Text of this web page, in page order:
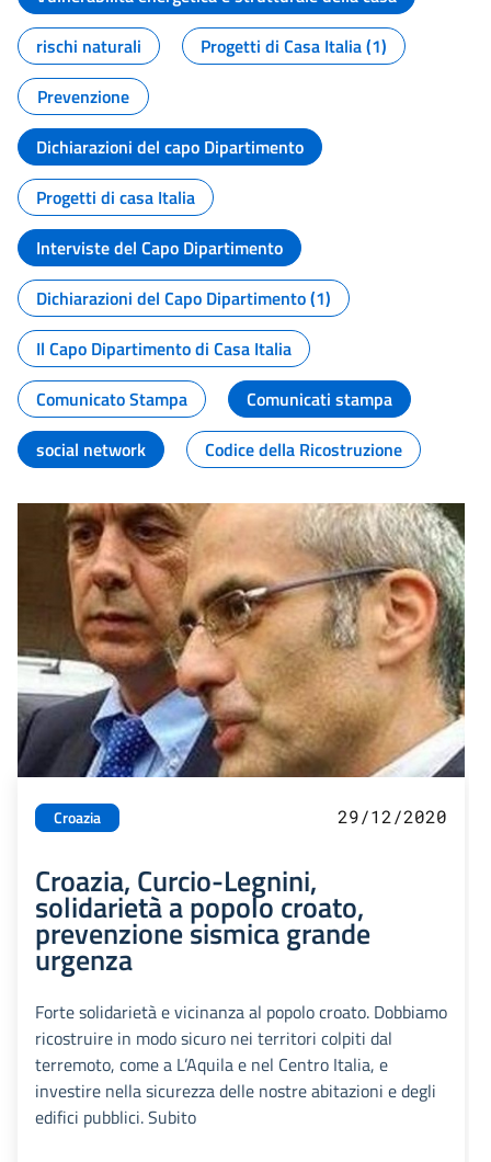
rischi naturali
Progetti di Casa Italia (1)
Prevenzione
Dichiarazioni del capo Dipartimento
Progetti di casa Italia
Interviste del Capo Dipartimento
Dichiarazioni del Capo Dipartimento (1)
Il Capo Dipartimento di Casa Italia
Comunicato Stampa
Comunicati stampa
social network
Codice della Ricostruzione
Croazia 29/12/2020
Croazia, Curcio-Legnini,
solidarietà a popolo croato,
prevenzione sismica grande
urgenza
Forte solidarietà e vicinanza al popolo croato. Dobbiamo
ricostruire in modo sicuro nei territori colpiti dal
terremoto, come a L’Aquila e nel Centro Italia, e
investire nella sicurezza delle nostre abitazioni e degli
edifici pubblici. Subito